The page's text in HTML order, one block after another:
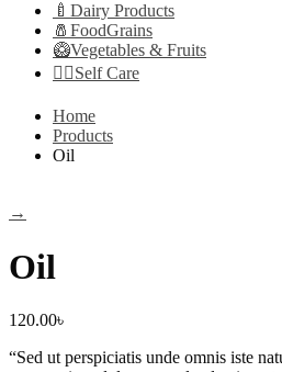
🍼Dairy Products
🧂FoodGrains
🥝Vegetables & Fruits
👩‍⚕️Self Care
Home
Products
Oil
→
Oil
120.00৳
“Sed ut perspiciatis unde omnis iste